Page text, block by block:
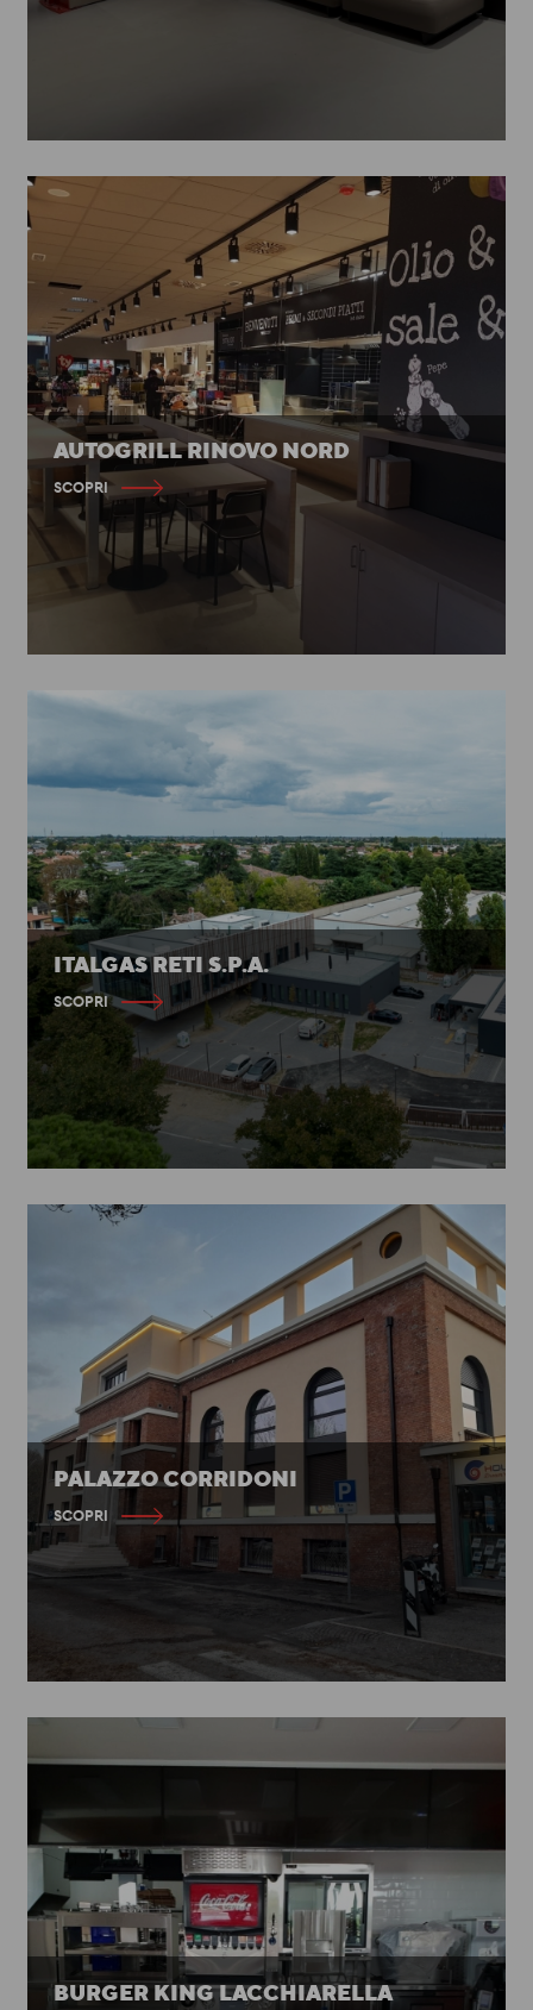
AUTOGRILL RINOVO NORD
SCOPRI
ITALGAS RETI S.P.A.
SCOPRI
PALAZZO CORRIDONI
SCOPRI
BURGER KING LACCHIARELLA